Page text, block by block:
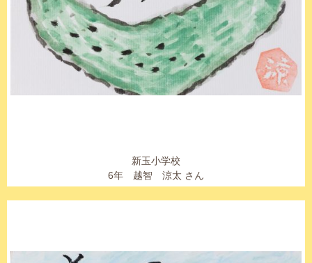
新玉小学校
6年 越智 涼太 さん